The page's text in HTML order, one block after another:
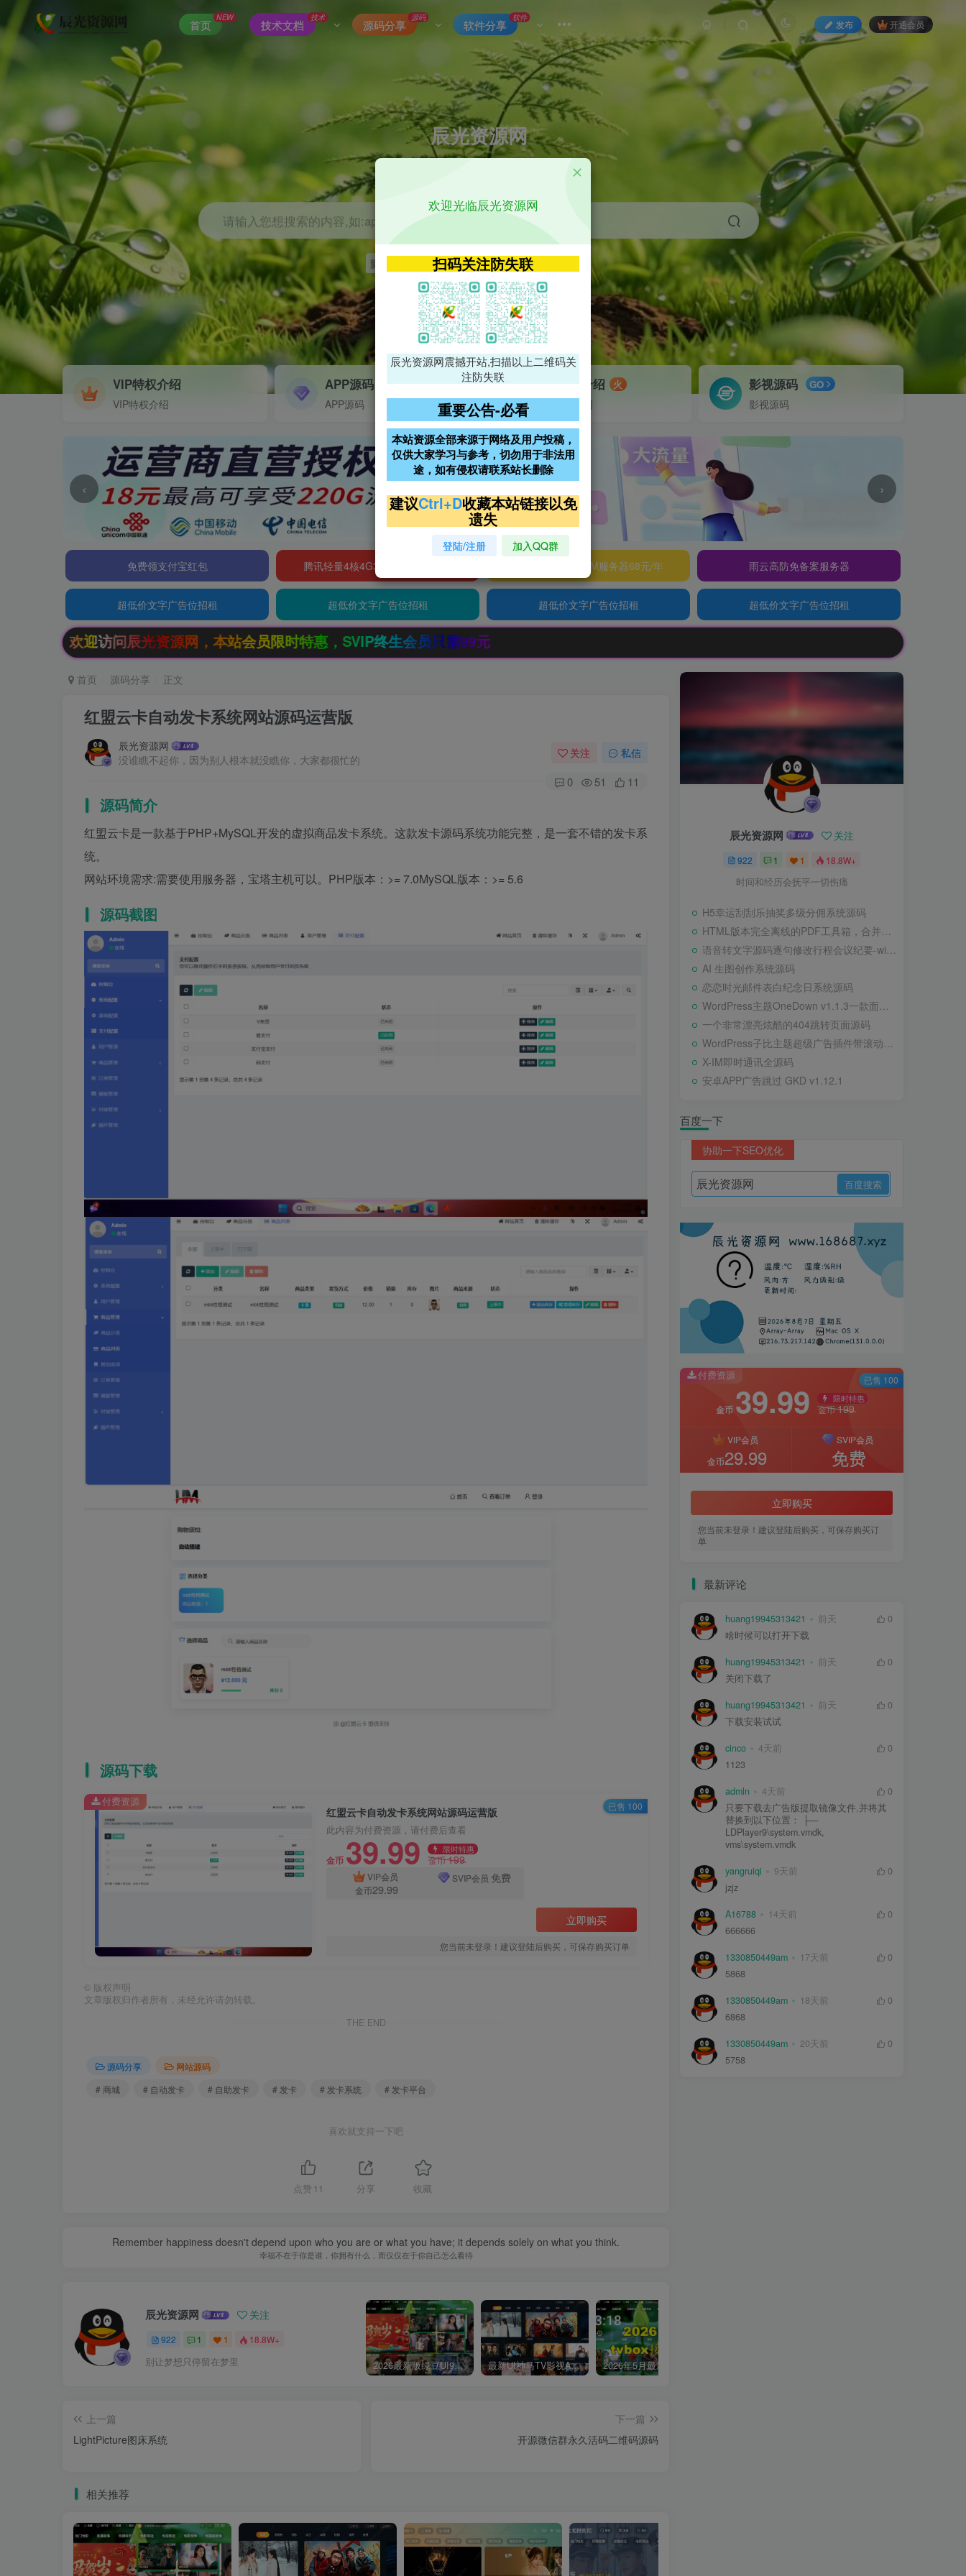
首页
NEW
技术文档
技术
源码分享
源码
软件分享
软件
发布 开通会员
辰光资源网
优质的网络资源分享平台
请输入您想搜索的内容,如:app源码
影视 神马 getapp 原神
VIP特权介绍
VIP特权介绍
APP源码
APP源码
VIP特权介绍 火
VIP特权介绍
影视源码 GO
影视源码
‹ ›
免费领支付宝红包 腾讯轻量4核4G3M服务器38元/年 阿里云2核2G200M服务器68元/年 雨云高防免备案服务器
超低价文字广告位招租 超低价文字广告位招租 超低价文字广告位招租 超低价文字广告位招租
资源网，本站会员限时特惠，SVIP终生会员只需99元
首页 源码分享 正文
红盟云卡自动发卡系统网站源码运营版
辰光资源网
没谁瞧不起你，因为别人根本就没瞧你，大家都很忙的
关注 私信
0 51 11
源码简介
红盟云卡是一款基于PHP+MySQL开发的虚拟商品发卡系统。这款发卡源码系统功能完整，是一套不错的发卡系
统。
网站环境需求:需要使用服务器，宝塔主机可以。PHP版本：>= 7.0MySQL版本：>= 5.6
源码截图
源码下载
红盟云卡自动发卡系统网站源码运营版
此内容为付费资源，请付费后查看
金币 39.99 限时特惠
金币199
VIP会员
金币29.99
SVIP会员 免费
立即购买
您当前未登录！建议登陆后购买，可保存购买订单
付费资源 已售 100
© 版权声明
文章版权归作者所有，未经允许请勿转载。
THE END
源码分享
网站源码
# 商城
# 自动发卡 # 自助发卡 # 发卡 # 发卡系统 # 发卡平台
喜欢就支持一下吧
点赞 11 分享 收藏
Remember happiness doesn't depend upon who you are or what you have; it depends solely on what you think.
幸福不在于你是谁，你拥有什么，而仅仅在于你自己怎么看待
辰光资源网 关注
922 1 1 18.8W+
别让梦想只停留在梦里 2026最新版绿豆UI9双端影视APP源码 最新UI神马TV影视APP源码 乐檬影视苹果CMS后台 包含前后端源码
上一篇
LightPicture图床系统
下一篇
开源微信群永久活码二维码源码
相关推荐
辰光资源网 关注
922 1 1 18.8W+
时间和经历会抚平一切伤痛
H5幸运刮刮乐抽奖多级分佣系统源码
HTML版本完全离线的PDF工具箱，合并、拆分、旋转、删除、PDF转图片、图片转PDF
语音转文字源码逐句修改行程会议纪要-wisper版本
AI 生图创作系统源码
恋恋时光邮件表白纪念日系统源码
WordPress主题OneDown v1.1.3一款面向个人站长的资源下载、技术教程、内容资讯类站点的 WordPress 主题
一个非常漂亮炫酷的404跳转页面源码
WordPress子比主题超级广告插件带滚动公告
X-IM即时通讯全源码
安卓APP广告跳过 GKD v1.12.1
百度一下
协助一下SEO优化
付费资源
金币 39.99 限时特惠
金币199
VIP会员
金币29.99
SVIP会员
免费
立即购买
您当前未登录！建议登陆后购买，可保存购买订
单
已售 100
最新评论
huang19945313421 前天
0
啥时候可以打开下载
huang19945313421 前天
0
关闭下载了
huang19945313421 前天
0
下载安装试试
cinco 4天前
0
1123
admln 4天前
0
只要下载去广告版提取镜像文件,并将其
替换到以下位置： ├—
LDPlayer9\system.vmdk,
vms\system.vmdk
yangruiqi 9天前
0
jzjz
A16788 14天前
0
666666
1330850449am 17天前
0
5868
1330850449am 18天前
0
6868
1330850449am 20天前
0
5758
欢迎光临辰光资源网
扫码关注防失联
辰光资源网震撼开站,扫描以上二维码关
注防失联
重要公告-必看
本站资源全部来源于网络及用户投稿，
仅供大家学习与参考，切勿用于非法用
途，如有侵权请联系站长删除
建议Ctrl+D收藏本站链接以免
遗失
登陆/注册 加入QQ群